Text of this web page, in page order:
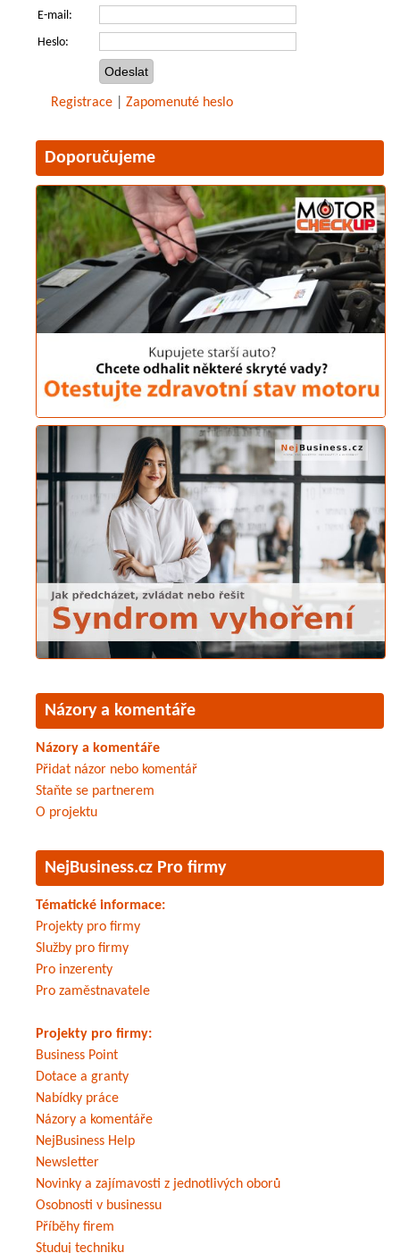
E-mail:
Heslo:
Registrace Zapomenuté heslo
Doporučujeme
Názory a komentáře
Názory a komentáře
Přidat názor nebo komentář
Staňte se partnerem
O projektu
NejBusiness.cz Pro firmy
Tématické informace:
Projekty pro firmy
Služby pro firmy
Pro inzerenty
Pro zaměstnavatele
Projekty pro firmy:
Business Point
Dotace a granty
Nabídky práce
Názory a komentáře
NejBusiness Help
Newsletter
Novinky a zajímavosti z jednotlivých oborů
Osobnosti v businessu
Příběhy firem
Studuj techniku